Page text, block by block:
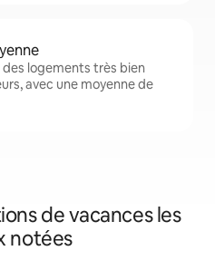
logements très bien
avec une moyenne de
de vacances les
notées